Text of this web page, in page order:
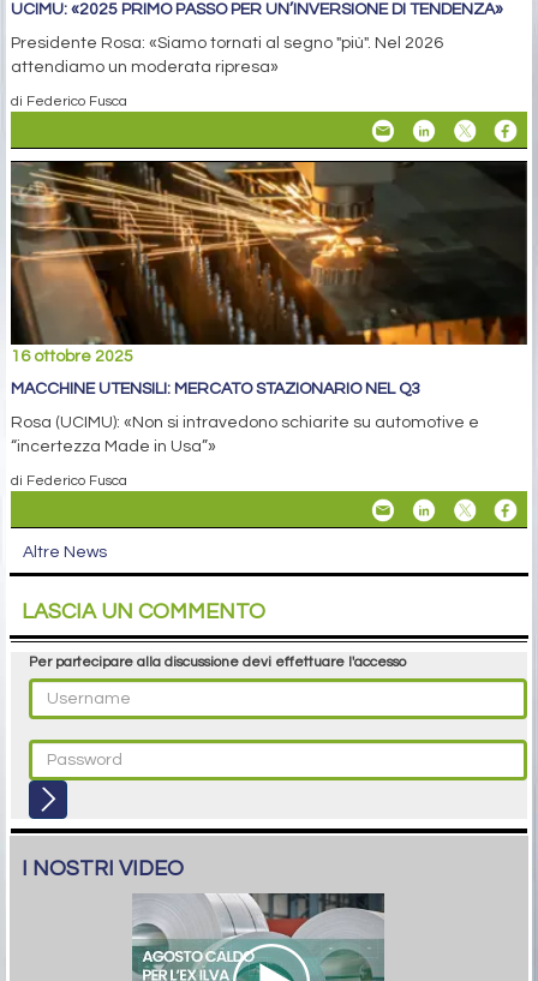
UCIMU: «2025 PRIMO PASSO PER UN’INVERSIONE DI TENDENZA»
Presidente Rosa: «Siamo tornati al segno "più". Nel 2026
attendiamo un moderata ripresa»
di Federico Fusca
16 ottobre 2025
MACCHINE UTENSILI: MERCATO STAZIONARIO NEL Q3
Rosa (UCIMU): «Non si intravedono schiarite su automotive e
“incertezza Made in Usa”»
di Federico Fusca
Altre News
LASCIA UN COMMENTO
Per partecipare alla discussione devi effettuare l'accesso
I NOSTRI VIDEO